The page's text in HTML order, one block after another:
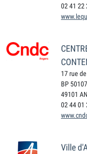
02 41 22
17 rue
BP 50107
49101
02 44 01
Ville